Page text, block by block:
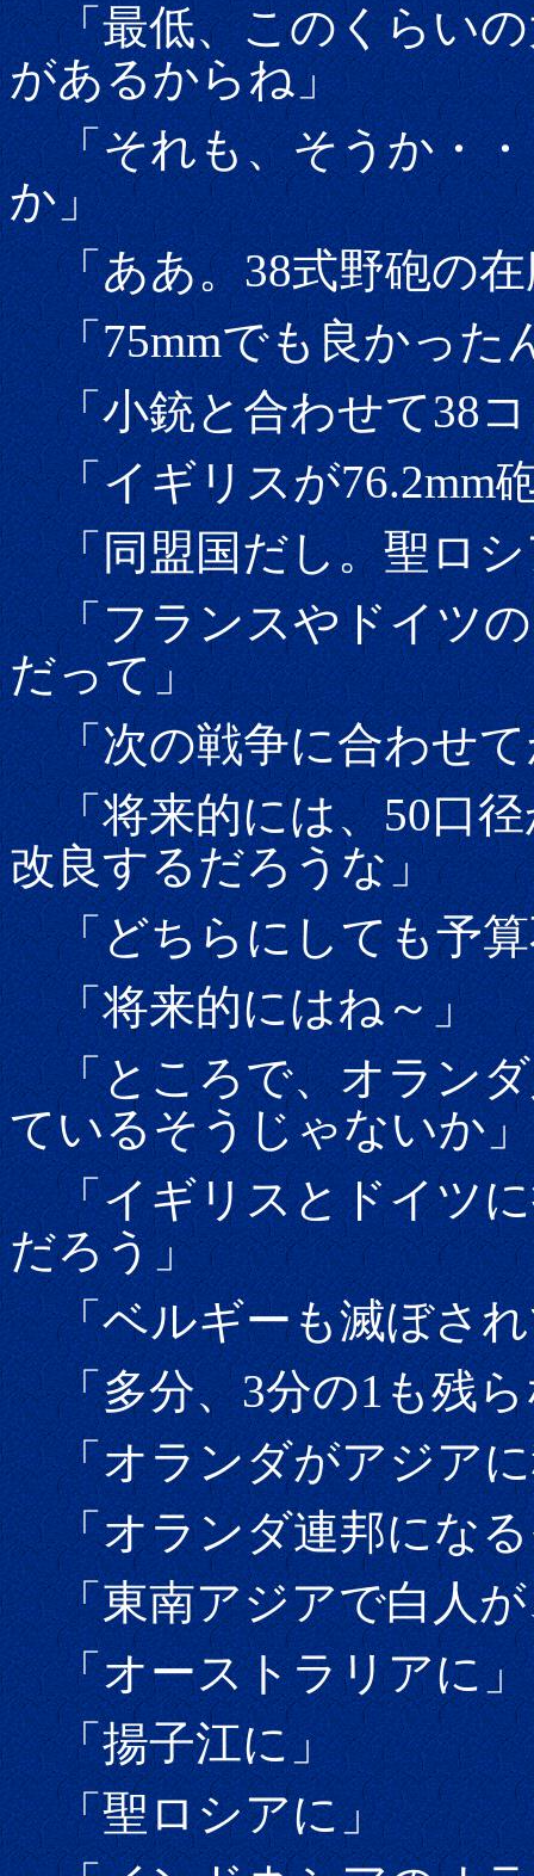
「最低、このくらいの
があるからね」
「それも、そうか・・
か」
「ああ。38式野砲の在
「75mmでも良かった
「小銃と合わせて38コ
「イギリスが76.2mm
「同盟国だし。聖ロシ
「フランスやドイツの
だって」
「次の戦争に合わせて
「将来的には、50口径
改良するだろうな」
「どちらにしても予算
「将来的にはね～」
「ところで、オランダ
ているそうじゃないか」
「イギリスとドイツに
だろう」
「ベルギーも滅ぼされ
「多分、3分の1も残ら
「オランダがアジアに
「オランダ連邦になる
「東南アジアで白人が
「オーストラリアに」
「揚子江に」
「聖ロシアに」